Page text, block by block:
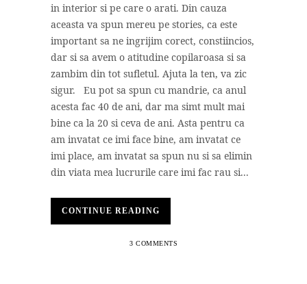
in interior si pe care o arati. Din cauza
aceasta va spun mereu pe stories, ca este
important sa ne ingrijim corect, constiincios,
dar si sa avem o atitudine copilaroasa si sa
zambim din tot sufletul. Ajuta la ten, va zic
sigur. Eu pot sa spun cu mandrie, ca anul
acesta fac 40 de ani, dar ma simt mult mai
bine ca la 20 si ceva de ani. Asta pentru ca
am invatat ce imi face bine, am invatat ce
imi place, am invatat sa spun nu si sa elimin
din viata mea lucrurile care imi fac rau si...
CONTINUE READING
3 COMMENTS